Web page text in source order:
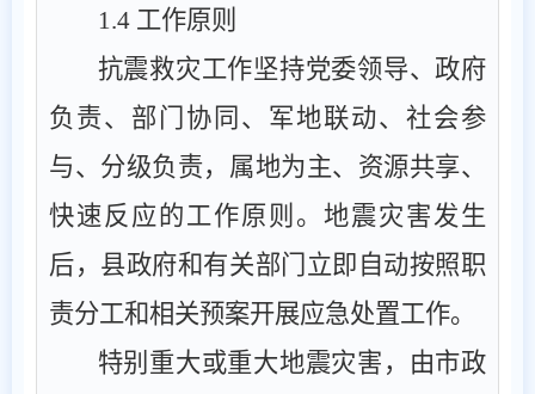
1.4 工作原则
抗震救灾工作坚持党委领导、政府
负责、部门协同、军地联动、社会参
与、分级负责，属地为主、资源共享、
快速反应的工作原则。地震灾害发生
后，县政府和有关部门立即自动按照职
责分工和相关预案开展应急处置工作。
特别重大或重大地震灾害，由市政